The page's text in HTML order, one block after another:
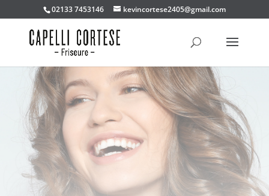
02133 7453146 kevincortese2405@gmail.com